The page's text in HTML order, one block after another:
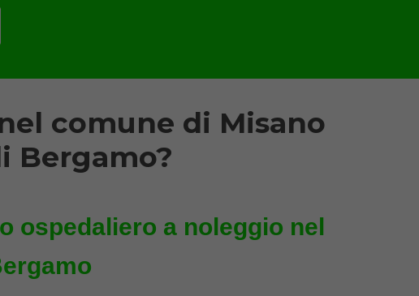
comune di Misano
Bergamo?
ospedaliero a noleggio nel